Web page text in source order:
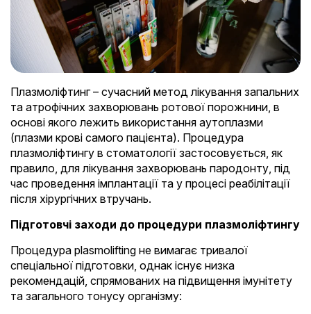
Плазмоліфтинг – сучасний метод лікування запальних
та атрофічних захворювань ротової порожнини, в
основі якого лежить використання аутоплазми
(плазми крові самого пацієнта). Процедура
плазмоліфтингу в стоматології застосовується, як
правило, для лікування захворювань пародонту, під
час проведення імплантації та у процесі реабілітації
після хірургічних втручань.
Підготовчі заходи до процедури плазмоліфтингу
Процедура plasmolifting не вимагає тривалої
спеціальної підготовки, однак існує низка
рекомендацій, спрямованих на підвищення імунітету
та загального тонусу організму: